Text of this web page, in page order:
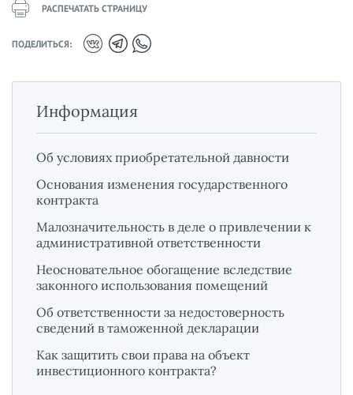
РАСПЕЧАТАТЬ СТРАНИЦУ
ПОДЕЛИТЬСЯ:
Информация
Об условиях приобретательной давности
Основания изменения государственного
контракта
Малозначительность в деле о привлечении к
административной ответственности
Неосновательное обогащение вследствие
законного использования помещений
Об ответственности за недостоверность
сведений в таможенной декларации
Как защитить свои права на объект
инвестиционного контракта?